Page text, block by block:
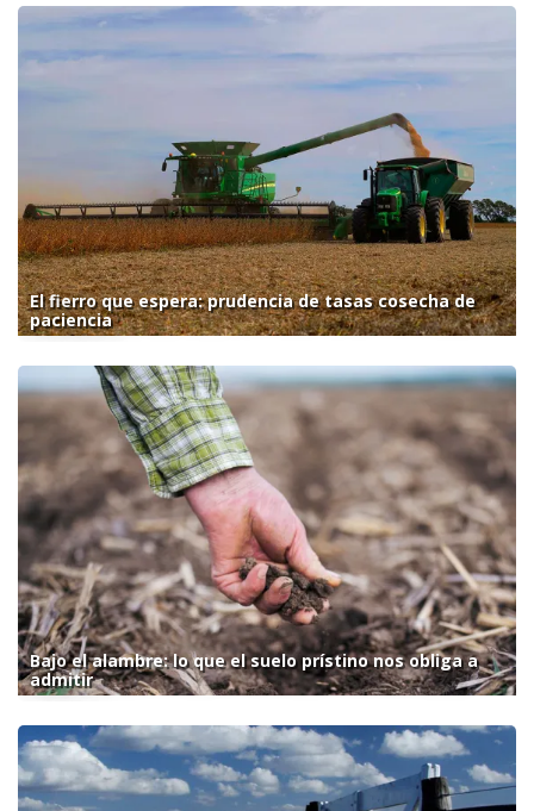
El fierro que espera: prudencia de tasas cosecha de
paciencia
Bajo el alambre: lo que el suelo prístino nos obliga a
admitir